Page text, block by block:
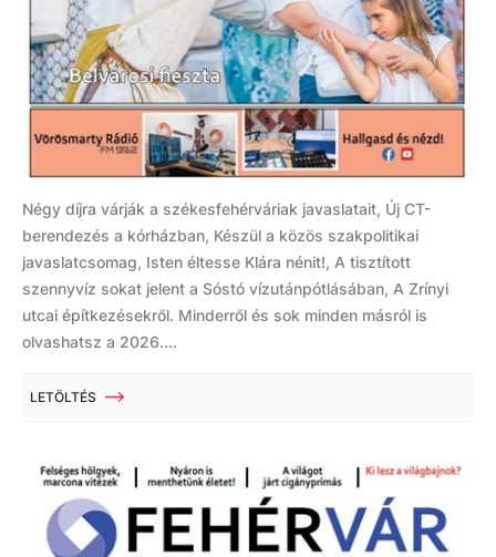
Négy díjra várják a székesfehérváriak javaslatait, Új CT-
berendezés a kórházban, Készül a közös szakpolitikai
javaslatcsomag, Isten éltesse Klára nénit!, A tisztított
szennyvíz sokat jelent a Sóstó vízutánpótlásában, A Zrínyi
utcai építkezésekről. Minderről és sok minden másról is
olvashatsz a 2026....
LETÖLTÉS